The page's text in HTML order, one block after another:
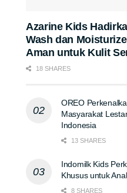
Azarine Kids Hadirkan
Wash dan
Aman untuk Kulit
18 SHARES
OREO
Masyarakat
Indonesia
13 SHARES
Indomilk Kids
Khusus untuk
8 SHARES